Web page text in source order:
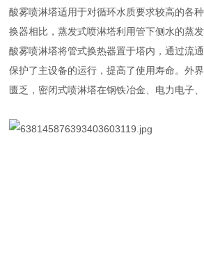
酸雾喷淋塔适用于对循环水质要求较高的各
换器相比，蒸发式喷淋塔利用管下侧水的蒸
酸雾喷淋塔将管式换热器置于塔内，通过流
保护了主设备的运行，提高了使用寿命。外
匮乏，密闭式喷淋塔在钢铁冶金、电力电子